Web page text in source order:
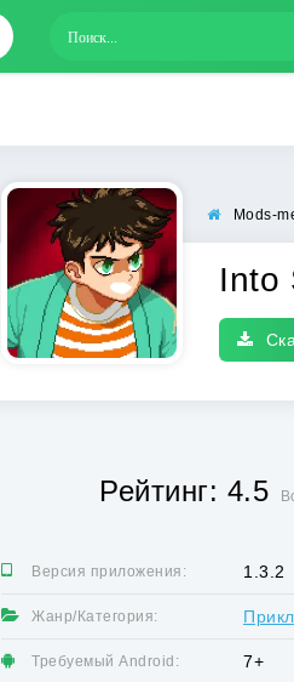
Mods-
Into
Рейтинг: 4.5
Версия приложения: 1.3.2
Жанр/Категория:
Требуемый Android: 7+